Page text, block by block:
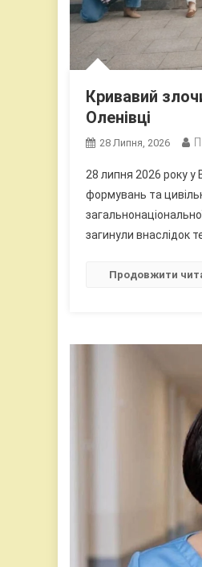
Кривавий
Оленівці
28 Липня, 2026
28 липня 2026 року у
формувань та
загинули внаслідок
Продовжити